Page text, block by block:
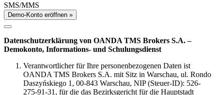
SMS/MMS
Demo-Konto eröffnen »
Datenschutzerklärung von OANDA TMS Brokers S.A. –
Demokonto, Informations- und Schulungsdienst
Verantwortlicher für Ihre personenbezogenen Daten ist
OANDA TMS Brokers S.A. mit Sitz in Warschau, ul. Rondo
Daszyńskiego 1, 00-843 Warschau, NIP (Steuer-ID): 526-
275-91-31, für die das Bezirksgericht für die Hauptstadt